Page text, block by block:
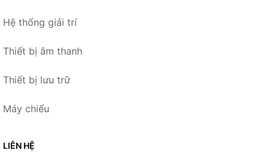
Hệ thống giải trí
Thiết bị âm thanh
Thiết bị lưu trữ
Máy chiếu
LIÊN HỆ